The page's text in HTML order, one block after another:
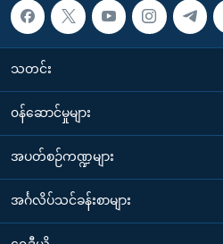
သတင်း
၀န်ဆောင်မှုများ
အပတ်စဉ်ကဏ္ဍများ
အင်္ဂလိပ်သင်ခန်းစာများ